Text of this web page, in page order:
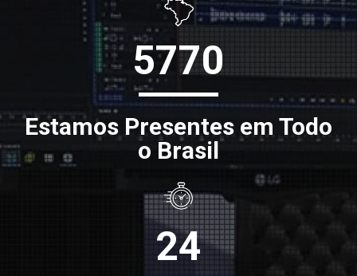
5770
Estamos Presentes em Todo
o Brasil
24